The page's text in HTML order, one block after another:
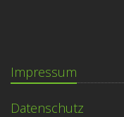
Impressum
Datenschutz